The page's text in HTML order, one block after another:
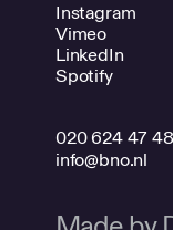
Instagram
Vimeo
LinkedIn
Spotify
020 624 47 48
info@bno.nl